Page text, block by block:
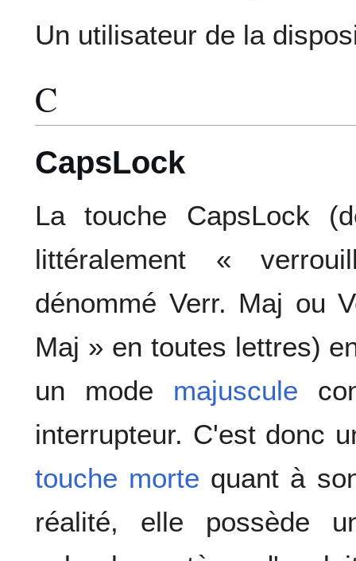
Un utilisateur de la
C
CapsLock
La touche CapsLock
littéralement «
dénommé Verr. Maj ou
Maj » en toutes lettres)
un mode majuscule
interrupteur. C'est donc
touche morte quant à
réalité, elle possède